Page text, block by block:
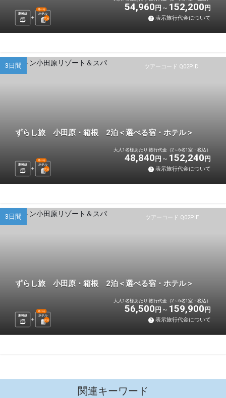
新幹線 ホテル
選べる
2泊
54,960 円 152,200 円
表示旅行代金について
ツアーコード Q02PID
3日間
ずらし旅 小田原・箱根 2泊＜選べる宿・ホテル＞
新幹線 ホテル
選べる
2泊
大人1名様あたり 旅行代金（2～6名1室・税込）
48,840 円 152,240 円
表示旅行代金について
ツアーコード Q02PIE
3日間
ずらし旅 小田原・箱根 2泊＜選べる宿・ホテル＞
新幹線 ホテル
選べる
2泊
大人1名様あたり 旅行代金（2～6名1室・税込）
56,500 円 159,900 円
表示旅行代金について
関連キーワード